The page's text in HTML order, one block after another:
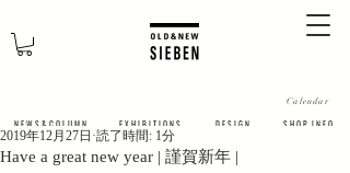
N E W S & C O L U M N
Calendar
​E X H I B I T I O N S D E S I G N S H O P I N F O
Have a great new year | 謹賀新年 |
2019年12月27日 読了時間: 1分